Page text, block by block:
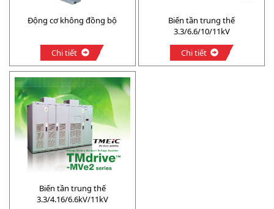
Động cơ không đồng bộ
Chi tiết
Biến tần trung thế
3.3/6.6/10/11kV
Chi tiết
Biến tần trung thế
3.3/4.16/6.6kV/11kV